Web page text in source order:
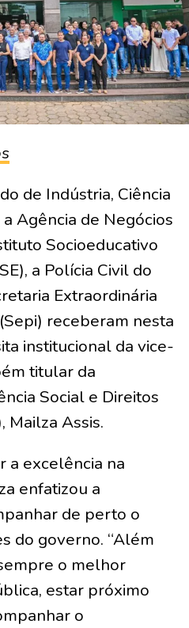
de Indústria, Ciência
Agência de Negócios
Socioeducativo
a Polícia Civil do
Extraordinária
receberam nesta
institucional da vice-
titular da
Social e Direitos
Mailza Assis.
a excelência na
enfatizou a
de perto o
do governo. “Além
o melhor
estar próximo
o